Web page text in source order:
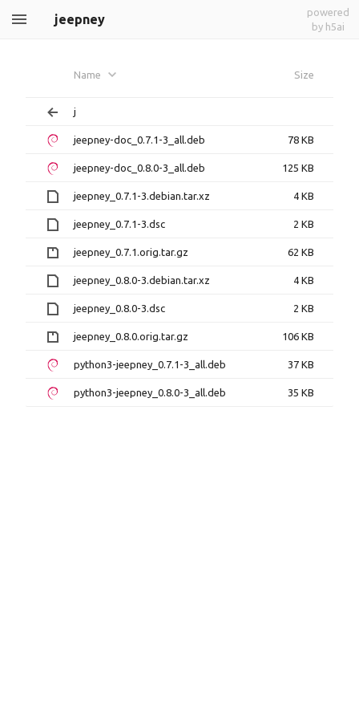
jeepney
powered
by h5ai
Name Size
j
jeepney-doc_0.7.1-3_all.deb 78 KB
jeepney-doc_0.8.0-3_all.deb 125 KB
jeepney_0.7.1-3.debian.tar.xz 4 KB
jeepney_0.7.1-3.dsc 2 KB
jeepney_0.7.1.orig.tar.gz 62 KB
jeepney_0.8.0-3.debian.tar.xz 4 KB
jeepney_0.8.0-3.dsc 2 KB
jeepney_0.8.0.orig.tar.gz 106 KB
python3-jeepney_0.7.1-3_all.deb 37 KB
python3-jeepney_0.8.0-3_all.deb 35 KB